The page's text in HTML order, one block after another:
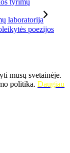
tyrimų
poezijos
mūsų svetainėje.
politika. Daugiau